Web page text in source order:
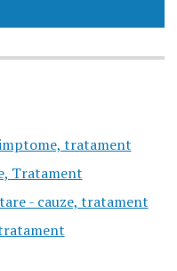
tratament
Tratament
- cauze, tratament